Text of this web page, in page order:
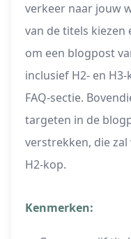
verkeer naar jouw
van de titels kiezen
om een blogpost
inclusief H2- en
FAQ-sectie.
targeten in de
verstrekken, die
H2-kop.
Kenmerken: